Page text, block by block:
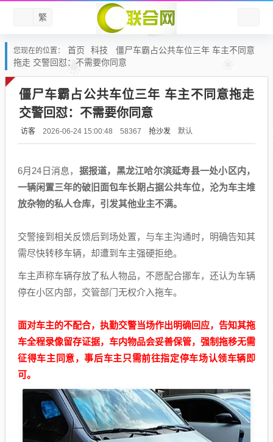
繁
您现在的位置： 首页 科技
僵尸车霸占公共车位三年 车主不同意
拖走 交警回怼：不需要你同意
僵尸车霸占公共车位三年 车主不同意拖走
交警回怼：不需要你同意
访客 2026-06-24 15:00:48 58367 抢沙发 默认
6月24日消息， 据报道，黑龙江哈尔滨延寿县一处小区内，
一辆闲置三年的破旧面包车长期占据公共车位，沦为车主堆
放杂物的私人仓库，引发其他业主不满。
交警接到相关反馈后到场处置，与车主沟通时，明确告知其
需尽快转移车辆，却遭到车主强硬拒绝。
车主声称车辆存放了私人物品，不愿配合挪车，还认为车辆
停在小区内部，交管部门无权介入拖车。
面对车主的不配合，执勤交警当场作出明确回应，告知其拖
车全程录像留存证据，车内物品会妥善保管，强制拖移无需
征得车主同意，事后车主只需前往指定停车场认领车辆即
可。